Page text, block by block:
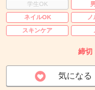
学生OK
ネイルOK
スキンケア
締切
気になる